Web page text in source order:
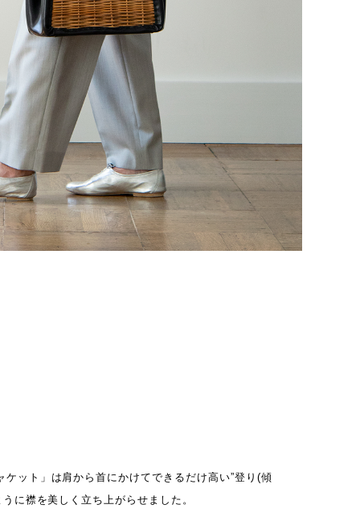
ケット」は肩から首にかけてできるだけ高い”登り(傾
に襟を美しく立ち上がらせました。